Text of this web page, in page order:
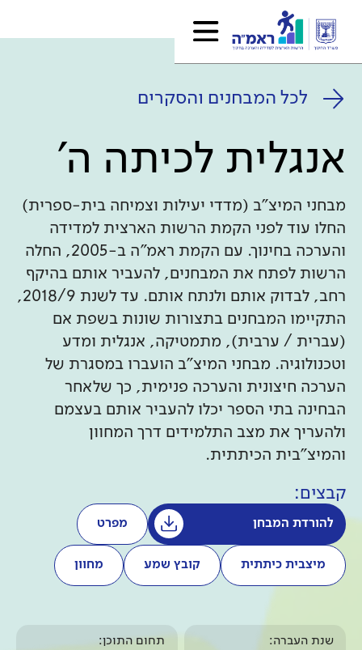
לכל המבחנים והסקרים
אנגלית לכיתה ה'
מבחני המיצ"ב (מדדי יעילות וצמיחה בית-ספרית)
החלו עוד לפני הקמת הרשות הארצית למדידה
והערכה בחינוך. עם הקמת ראמ"ה ב-2005, החלה
הרשות לפתח את המבחנים, להעביר אותם בהיקף
רחב, לבדוק אותם ולנתח אותם. עד לשנת 2018/9,
התקיימו המבחנים בתצורות שונות בשפת אם
(עברית / ערבית), מתמטיקה, אנגלית ומדע
וטכנולוגיה. מבחני המיצ"ב הועברו במסגרת של
הערכה חיצונית והערכה פנימית, כך שלאחר
הבחינה בתי הספר יכלו להעביר אותם בעצמם
ולהעריך את מצב התלמידים דרך המחוון
והמיצ"בית הכיתתית.
קבצים:
להורדת המבחן מפרט
מיצבית כיתתית קובץ שמע מחוון
שנת העברה: תחום התוכן: